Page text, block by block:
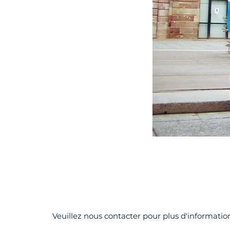
Veuillez nous contacter pour plus